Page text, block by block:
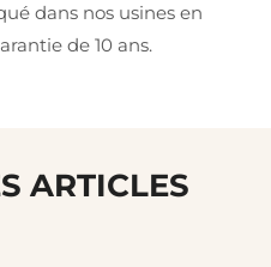
dans nos usines en
de 10 ans.
ARTICLES